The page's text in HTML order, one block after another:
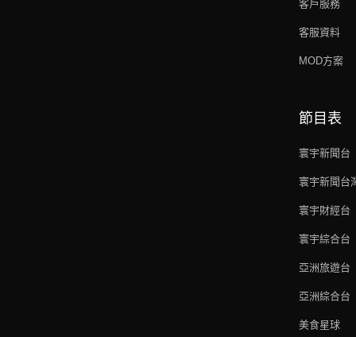
客戶服務
客服資料
MOD方案
節目表
寰宇新聞台
寰宇新聞台
寰宇財經台
寰宇綜合台
亞洲旅遊台
亞洲綜合台
美食星球